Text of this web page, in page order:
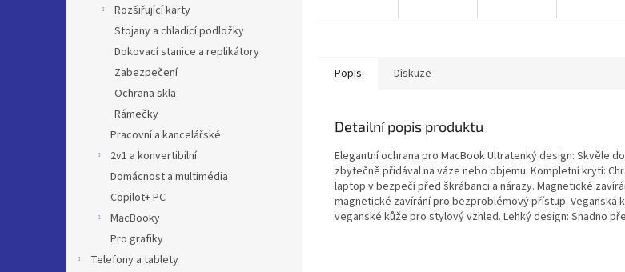
Rozšiřující karty
Stojany a chladicí podložky
Dokovací stanice a replikátory
Zabezpečení
Ochrana skla
Rámečky
Pracovní a kancelářské
2v1 a konvertibilní
Domácnost a multimédia
Copilot+ PC
MacBooky
Pro grafiky
Telefony a tablety
Popis Diskuze
Detailní popis produktu
Elegantní ochrana pro MacBook Ultratenký design: Skvěle
zbytečně přidával na váze nebo objemu. Kompletní krytí:
laptop v bezpečí před škrábanci a nárazy. Magnetické
magnetické zavírání pro bezproblémový přístup. Veganská
veganské kůže pro stylový vzhled. Lehký design: Snadno